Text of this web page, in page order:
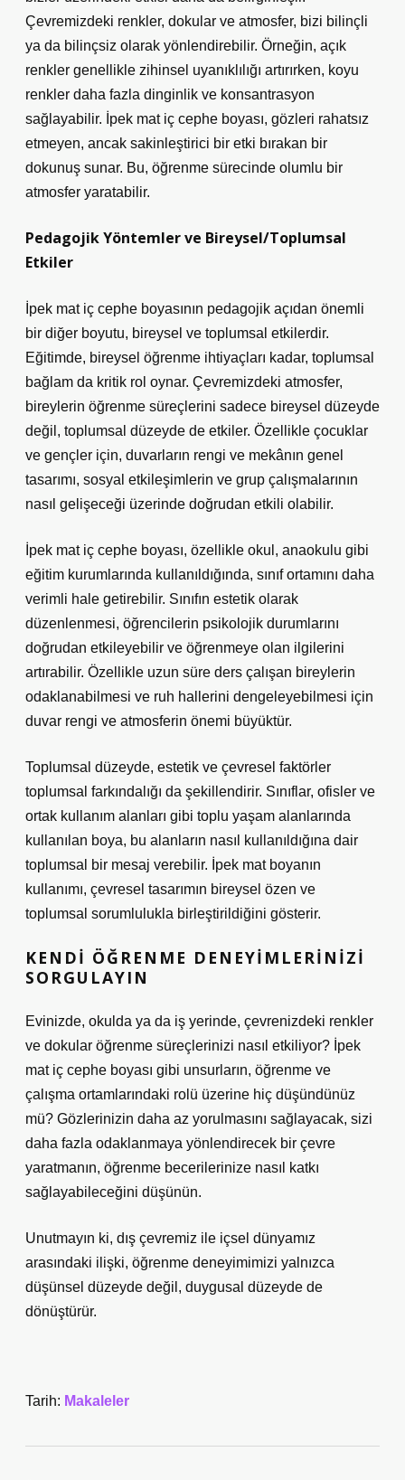
Çevremizdeki renkler, dokular ve atmosfer, bizi bilinçli
ya da bilinçsiz olarak yönlendirebilir. Örneğin, açık
renkler genellikle zihinsel uyanıklılığı artırırken, koyu
renkler daha fazla dinginlik ve konsantrasyon
sağlayabilir. İpek mat iç cephe boyası, gözleri rahatsız
etmeyen, ancak sakinleştirici bir etki bırakan bir
dokunuş sunar. Bu, öğrenme sürecinde olumlu bir
atmosfer yaratabilir.
Pedagojik Yöntemler ve Bireysel/Toplumsal
Etkiler
İpek mat iç cephe boyasının pedagojik açıdan önemli
bir diğer boyutu, bireysel ve toplumsal etkilerdir.
Eğitimde, bireysel öğrenme ihtiyaçları kadar, toplumsal
bağlam da kritik rol oynar. Çevremizdeki atmosfer,
bireylerin öğrenme süreçlerini sadece bireysel düzeyde
değil, toplumsal düzeyde de etkiler. Özellikle çocuklar
ve gençler için, duvarların rengi ve mekânın genel
tasarımı, sosyal etkileşimlerin ve grup çalışmalarının
nasıl gelişeceği üzerinde doğrudan etkili olabilir.
İpek mat iç cephe boyası, özellikle okul, anaokulu gibi
eğitim kurumlarında kullanıldığında, sınıf ortamını daha
verimli hale getirebilir. Sınıfın estetik olarak
düzenlenmesi, öğrencilerin psikolojik durumlarını
doğrudan etkileyebilir ve öğrenmeye olan ilgilerini
artırabilir. Özellikle uzun süre ders çalışan bireylerin
odaklanabilmesi ve ruh hallerini dengeleyebilmesi için
duvar rengi ve atmosferin önemi büyüktür.
Toplumsal düzeyde, estetik ve çevresel faktörler
toplumsal farkındalığı da şekillendirir. Sınıflar, ofisler ve
ortak kullanım alanları gibi toplu yaşam alanlarında
kullanılan boya, bu alanların nasıl kullanıldığına dair
toplumsal bir mesaj verebilir. İpek mat boyanın
kullanımı, çevresel tasarımın bireysel özen ve
toplumsal sorumlulukla birleştirildiğini gösterir.
KENDI ÖĞRENME DENEYIMLERINIZI
SORGULAYIN
Evinizde, okulda ya da iş yerinde, çevrenizdeki renkler
ve dokular öğrenme süreçlerinizi nasıl etkiliyor? İpek
mat iç cephe boyası gibi unsurların, öğrenme ve
çalışma ortamlarındaki rolü üzerine hiç düşündünüz
mü? Gözlerinizin daha az yorulmasını sağlayacak, sizi
daha fazla odaklanmaya yönlendirecek bir çevre
yaratmanın, öğrenme becerilerinize nasıl katkı
sağlayabileceğini düşünün.
Unutmayın ki, dış çevremiz ile içsel dünyamız
arasındaki ilişki, öğrenme deneyimimizi yalnızca
düşünsel düzeyde değil, duygusal düzeyde de
dönüştürür.
Tarih: Makaleler